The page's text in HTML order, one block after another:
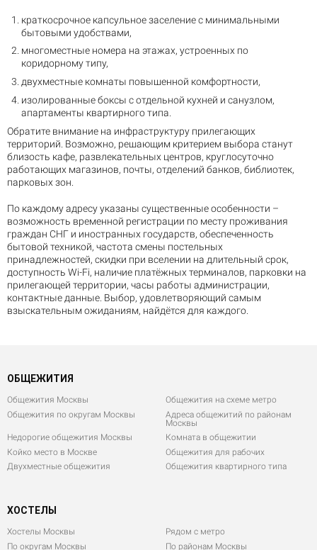
краткосрочное капсульное заселение с минимальными
бытовыми удобствами,
многоместные номера на этажах, устроенных по
коридорному типу,
двухместные комнаты повышенной комфортности,
изолированные боксы с отдельной кухней и санузлом,
апартаменты квартирного типа.
Обратите внимание на инфраструктуру прилегающих
территорий. Возможно, решающим критерием выбора станут
близость кафе, развлекательных центров, круглосуточно
работающих магазинов, почты, отделений банков, библиотек,
парковых зон.
По каждому адресу указаны существенные особенности –
возможность временной регистрации по месту проживания
граждан СНГ и иностранных государств, обеспеченность
бытовой техникой, частота смены постельных
принадлежностей, скидки при вселении на длительный срок,
доступность Wi-Fi, наличие платёжных терминалов, парковки на
прилегающей территории, часы работы администрации,
контактные данные. Выбор, удовлетворяющий самым
взыскательным ожиданиям, найдётся для каждого.
ОБЩЕЖИТИЯ
Общежития Москвы
Общежития на схеме метро
Общежития по округам Москвы
Адреса общежитий по районам
Москвы
Недорогие общежития Москвы
Комната в общежитии
Койко место в Москве
Общежития для рабочих
Двухместные общежития
Общежития квартирного типа
ХОСТЕЛЫ
Хостелы Москвы
По округам Москвы
Рядом с метро
По районам Москвы